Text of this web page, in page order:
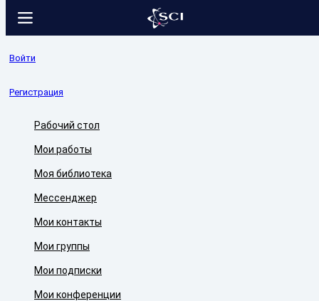
Войти
Регистрация
Рабочий стол
Мои работы
Моя библиотека
Мессенджер
Мои контакты
Мои группы
Мои подписки
Мои конференции